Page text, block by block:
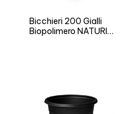
Bicchieri 200 Gialli
Biopolimero NATURIA